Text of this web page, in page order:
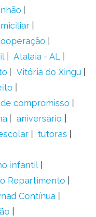
Atalaia - AL
Vitória do Xingu
compromisso
aniversário
tutoras
infantil
Repartimento
Contínua